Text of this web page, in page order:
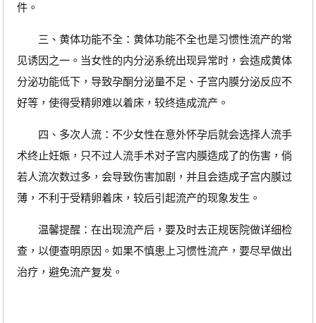
件。
三、黄体功能不全：黄体功能不全也是习惯性流产的常
见诱因之一。当女性的内分泌系统出现异常时，会造成黄体
分泌功能低下，导致孕酮分泌量不足、子宫内膜分泌反应不
好等，使得受精卵难以着床，较终造成流产。
四、多次人流：不少女性在意外怀孕后就会选择人流手
术终止妊娠，只不过人流手术对子宫内膜造成了的伤害，倘
若人流次数过多，会导致伤害加剧，并且会造成子宫内膜过
薄，不利于受精卵着床，较后引起流产的现象发生。
温馨提醒：在出现流产后，要及时去正规医院做详细检
查，以便查明原因。如果不慎患上习惯性流产，要尽早做出
治疗，避免流产复发。